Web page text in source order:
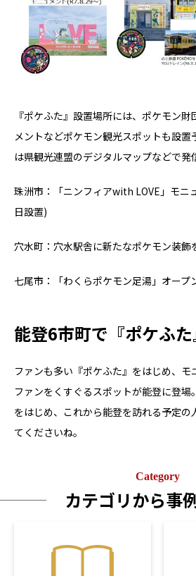
『ポケふた』設置場所には、ポケモン
メントなどポケモン観光スポットも設置
は県観光連盟のデジタルマップなどで発
珠洲市：「ニンフィアwith LOVE」モニ
日設置)
穴水町：穴水駅舎に新たなポケモン装飾
七尾市：「わくらポケモン足湯」オープ
能登6市町で『ポケふた
ファンも多い『ポケふた』をはじめ、モ
ファンをくすぐるスポットが能登に登場
をはじめ、これから能登を訪れる予定
てくださいね。
Category
カテゴリから事